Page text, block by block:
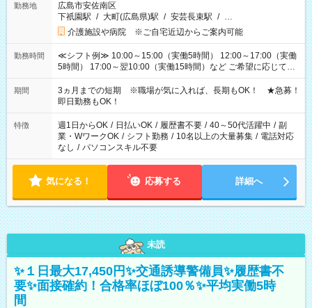
勤務地
広島市安佐南区
下祇園駅 / 大町(広島県)駅 / 安芸長束駅 / …
介護施設や病院 ※ご自宅近辺からご案内可能
勤務時間
≪シフト例≫ 10:00～15:00（実働5時間） 12:00～17:00（実働
5時間） 17:00～翌10:00（実働15時間）など ご希望に応じて、
働く時間は調整できます！ お気軽に担当へ相談ください！
期間
3ヵ月までの短期 ※職場が気に入れば、長期もOK！ ★急募！
即日勤務もOK！
特徴 週1日からOK / 日払いOK / 履歴書不要 / 40～50代活躍中 / 副
業・WワークOK / シフト勤務 / 10名以上の大量募集 / 電話対応
なし / パソコンスキル不要
気になる！ 応募する 詳細へ
未読
✨１日最大17,450円✨交通誘導警備員✨履歴書不
要✨面接確約！合格率ほぼ100％✨平均実働5時
間